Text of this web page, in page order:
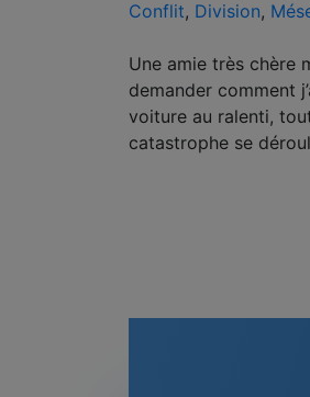
Conflit, Division,
Une amie très chère
demander comment
voiture au ralenti,
catastrophe se